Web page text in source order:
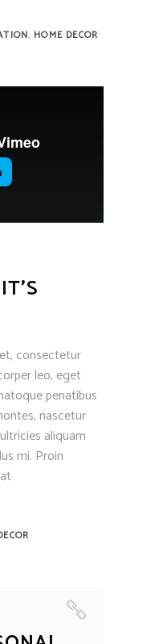
, HOME DECOR
consectetur
leo, eget
penatibus
nascetur
aliquam
mi. Proin